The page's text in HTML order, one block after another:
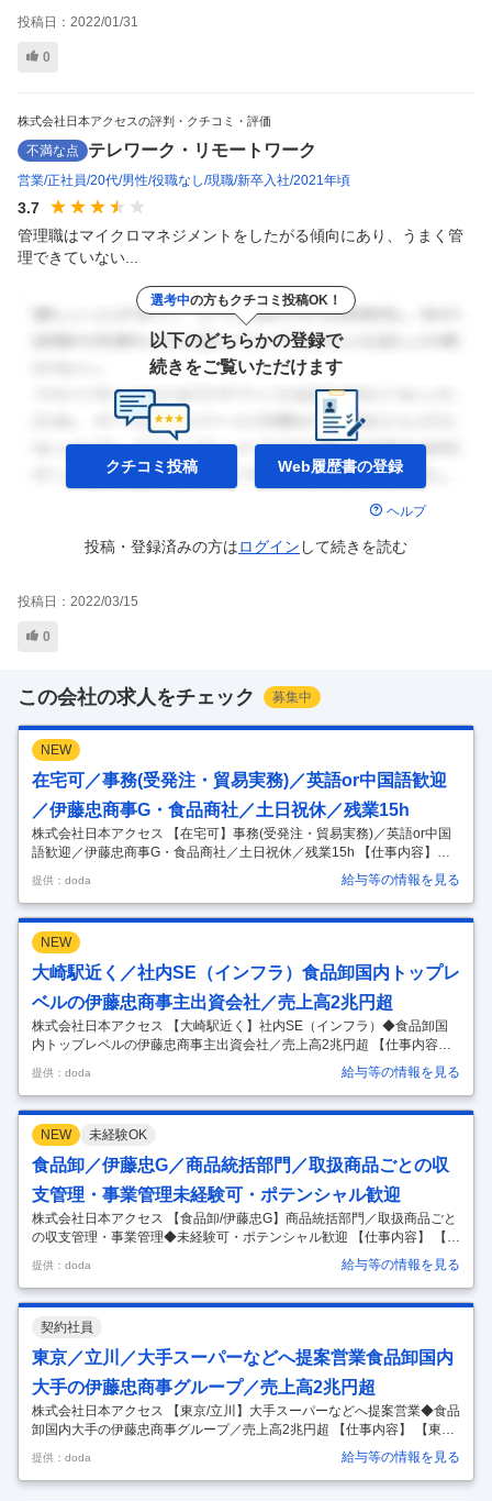
投稿日： 2022/01/31
0
株式会社日本アクセスの評判・クチコミ・評価
不満な点 テレワーク・リモートワーク
営業 正社員 20代 男性 役職なし 現職 新卒入社 2021年頃
3.7
管理職はマイクロマネジメントをしたがる傾向にあり、うまく管
理できていない...
選考中の方もクチコミ投稿OK！
以下のどちらかの登録で
続きをご覧いただけます
クチコミ投稿 Web履歴書の登録
ヘルプ
投稿・登録済みの方はログイン して続きを読む
投稿日： 2022/03/15
0
この会社の求人をチェック 募集中
NEW
在宅可／事務(受発注・貿易実務)／英語or中国語歓迎
／伊藤忠商事G・食品商社／土日祝休／残業15h
株式会社日本アクセス 【在宅可】事務(受発注・貿易実務)／英語or中国
語歓迎／伊藤忠商事G・食品商社／土日祝休／残業15h 【仕事内容】
【在宅可】事務(受発注・貿易実務)／英語or中国語歓迎／伊藤忠商事G・
食品商社／土日祝休／残業15h 【具体的な仕事内容】 ～賞与実績5.4ヶ
月分／月給28.5万～／充実の福利厚生／ゆくゆくは三国貿易・海外事業
戦略立案にも携われる／全国に500を超える流通拠点～ ◆仕事内容 入社
後は５社前後の受発注業務、貿易実務をご担当いただき、食品輸出の基
礎を学んでいただく予定です。 <入社後すぐお任せしたい業務> ・客
先、物流会社、仕入先とのスケジュール調整 ・商品手配…
提供：doda 給与等の情報を見る
NEW
大崎駅近く／社内SE（インフラ）食品卸国内トップレ
ベルの伊藤忠商事主出資会社／売上高2兆円超
株式会社日本アクセス 【大崎駅近く】社内SE（インフラ）◆食品卸国
内トップレベルの伊藤忠商事主出資会社／売上高2兆円超 【仕事内容】
【大崎駅近く】社内SE（インフラ）◆食品卸国内トップレベルの伊藤忠
商事主出資会社／売上高2兆円超 【具体的な仕事内容】 【社内SE（イン
フラ）の経験をお持ちの方へ／伊藤忠商事株式会社100％出資】 ■仕事
内容 社内システムインフラ（情報セキュリティ、クラウド、サーバー、
ネットワーク、PC等）の企画・設計・構築・運用管理のアシスタント業
務をお任せします。 ■日本アクセスのIT部門について 食品卸企業のIT部
門ですので、企画・開発の部門で構成されており、アプリケーシ …
提供：doda 給与等の情報を見る
NEW 未経験OK
食品卸／伊藤忠G／商品統括部門／取扱商品ごとの収
支管理・事業管理未経験可・ポテンシャル歓迎
株式会社日本アクセス 【食品卸/伊藤忠G】商品統括部門／取扱商品ごと
の収支管理・事業管理◆未経験可・ポテンシャル歓迎 【仕事内容】 【食
品卸/伊藤忠G】商品統括部門／取扱商品ごとの収支管理・事業管理◆未
経験可・ポテンシャル歓迎 【具体的な仕事内容】 【食品業界での勤務経
験をお持ちの方へ／国内トップクラスの事業規模を誇る食品卸企業（食
品専門商社）】 ■業務内容 ＜ご入社後お任せする主な業務＞ ・組織内の
収支管理（予算・実績） ・組織の統括管理、各部署との調整業務（取り
まとめ、窓口対応） ・社内行事（方針説明会、総会）の運営事務局 ■組
織構成当部署は7名（役職者4名・組織員5名 計9名）にて構成さ…
提供：doda 給与等の情報を見る
契約社員
東京／立川／大手スーパーなどへ提案営業食品卸国内
大手の伊藤忠商事グループ／売上高2兆円超
株式会社日本アクセス 【東京/立川】大手スーパーなどへ提案営業◆食品
卸国内大手の伊藤忠商事グループ／売上高2兆円超 【仕事内容】 【東京/
立川】大手スーパーなどへ提案営業◆食品卸国内大手の伊藤忠商事グル
ープ／売上高2兆円超 【具体的な仕事内容】 ＜売上高2兆円超／国内ト
ップクラスの事業規模を誇る食品卸企業／取扱アイテム数は70万種類！
提供：doda 給与等の情報を見る